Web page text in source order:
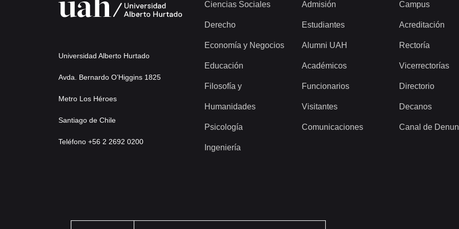
Universidad Alberto Hurtado
Avda. Bernardo O’Higgins 1825
Metro Los Héroes
Santiago de Chile
Teléfono +56 2 2692 0200
Ciencias Sociales
Derecho
Economía y Negocios
Educación
Filosofía y
Humanidades
Psicología
Ingeniería
Admisión
Estudiantes
Alumni UAH
Académicos
Funcionarios
Visitantes
Comunicaciones
Campus
Acreditación
Rectoría
Vicerrectorías
Directorio
Decanos
Canal de